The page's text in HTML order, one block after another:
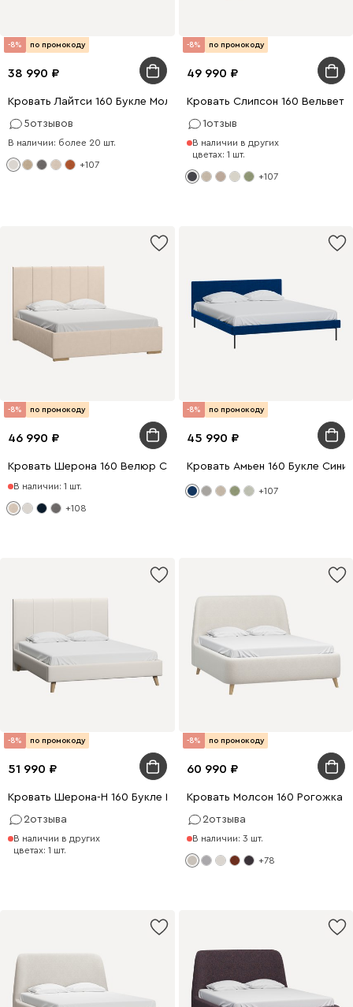
-8% по промокоду
38 990
Кровать Лайтси 160 Букле Молочный
5отзывов
В наличии: более 20 шт.
+107
-8% по промокоду
49 990
Кровать Слипсон 160 Вельвет
1отзыв
В наличии в других
цветах: 1 шт.
+107
-8% по промокоду
46 990
Кровать Шерона 160 Велюр Светло-бежевый
В наличии: 1 шт.
+108
-8% по промокоду
45 990
Кровать Амьен 160 Букле
+107
-8% по промокоду
51 990
Кровать Шерона-Н 160 Букле Молочный
2отзыва
В наличии в других
цветах: 1 шт.
-8% по промокоду
60 990
Кровать Молсон 160 Рогожка
2отзыва
В наличии: 3 шт.
+78